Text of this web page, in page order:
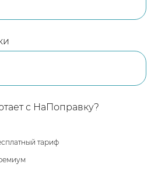
с НаПоправку?
тариф